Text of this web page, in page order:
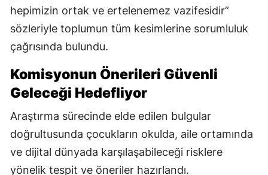
hepimizin ortak ve ertelenemez vazifesidir”
sözleriyle toplumun tüm kesimlerine sorumluluk
çağrısında bulundu.
Komisyonun Önerileri Güvenli
Geleceği Hedefliyor
Araştırma sürecinde elde edilen bulgular
doğrultusunda çocukların okulda, aile ortamında
ve dijital dünyada karşılaşabileceği risklere
yönelik tespit ve öneriler hazırlandı.